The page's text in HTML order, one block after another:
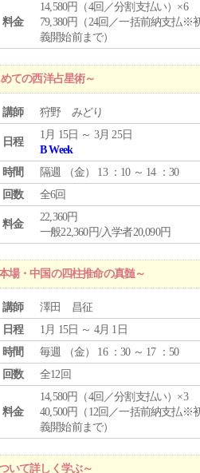
料金
14,580円（4回／分割支払い）×6
79,380円（24回／一括前納支払※
義開始前まで）
ての西洋占星術～
講師 狩野 みどり
日程
1月 15日 ～ 3月 25日
B Week
時間
隔週 （金） 13 ：10 ～ 14 ：30
回数
全6回
料金
22,360円
一般22,360円/入学者20,090円
・中国の四柱推命の真髄～
講師
澤田 昌征
日程
1月 15日 ～ 4月 1日
時間
毎週 （金） 16 ：30 ～ 17 ：50
回数
全12回
料金
14,580円（4回／分割支払い）×3
40,500円（12回／一括前納支払※
義開始前まで）
て詳しく学ぶ～